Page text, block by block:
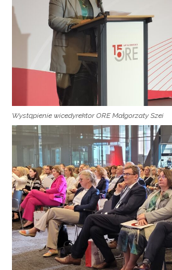
Wystąpienie wicedyrektor ORE Małgorzaty Szei